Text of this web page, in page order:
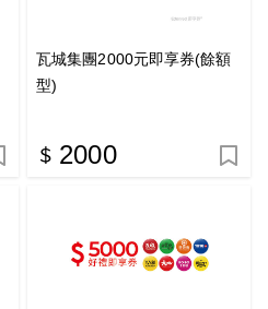
瓦城集團2000元即享券(餘額
型)
2000